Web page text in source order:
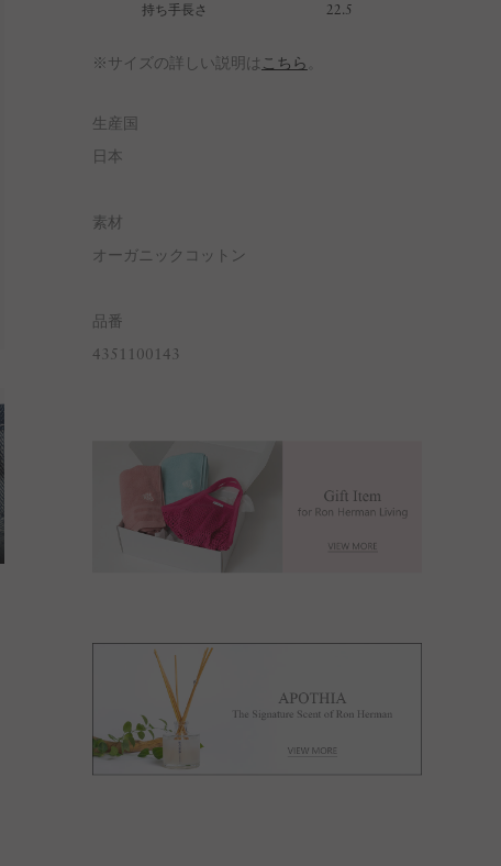
持ち手長さ 22.5
※サイズの詳しい説明は こちら
生産国
日本
素材
オーガニックコットン
品番
4351100143